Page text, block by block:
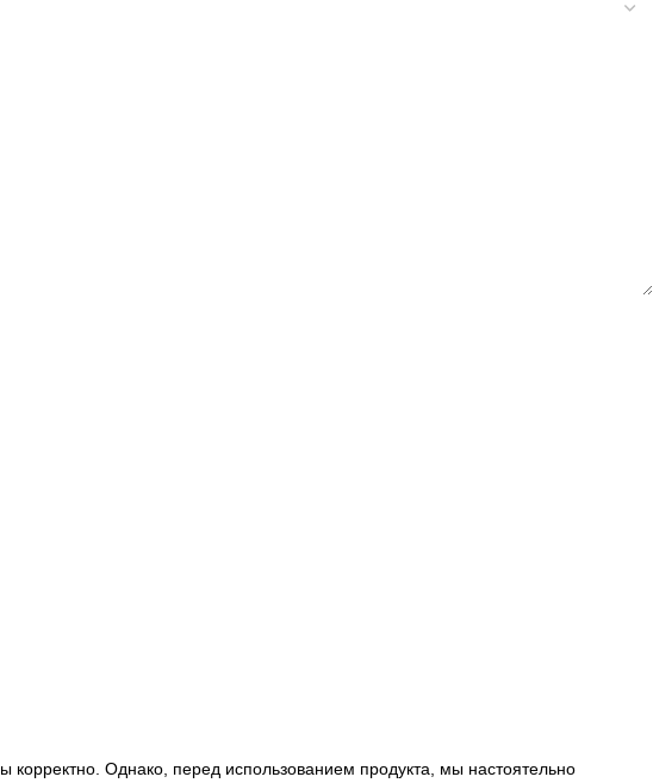
Однако, перед использованием продукта, мы настоятельно